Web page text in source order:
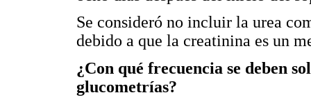
Se consideró no incluir la urea
debido a que la creatinina es un
¿Con qué frecuencia se deben
glucometrías?